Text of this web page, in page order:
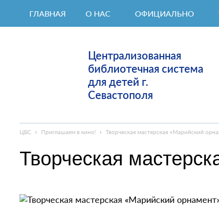
ГЛАВНАЯ О НАС ОФИЦИАЛЬНО
Централизованная
библиотечная система
для детей г.
Севастополя
ЦБС › Приглашаем в кино! › Творческая мастерская «Марийский
Творческая